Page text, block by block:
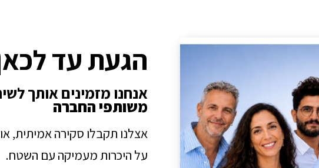
הגעת עד
אנחנו מזמינים אותך
משותפי החברה
אצלנו תקבלו סקירה אמיתית,
על היכרות מעמיקה עם השטח.